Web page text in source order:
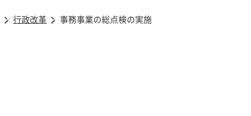
行政改革 事務事業の総点検の実施